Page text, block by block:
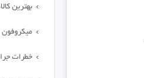
بهترین
میکروفون
خطرات